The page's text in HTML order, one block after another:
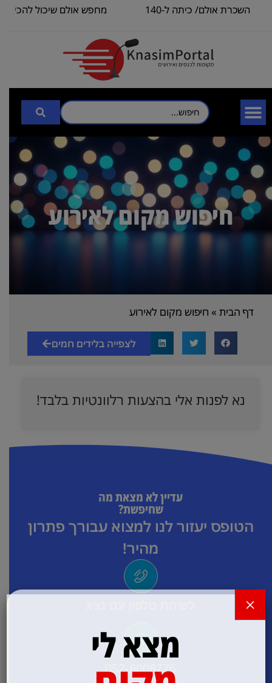
השכרת אולם/ כיתה ל-140
מחפש אולם שיכול להכיל עד
חיפוש מקום לאירוע
דף הבית » חיפוש מקום לאירוע
לצפייה בלידים חמים
נא לפנות אלי בהצעות רלוונטיות בלבד!
עדיין לא מצאת מה
שחיפשת?
הטופס יעזור לנו למצוא עבורך פתרון
מהיר!
052-6006776
מצא לי
×